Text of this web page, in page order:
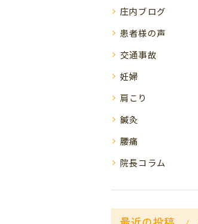
庄内ブログ
患者様の声
交通事故
妊婦
肩こり
鍼灸
腰痛
院長コラム